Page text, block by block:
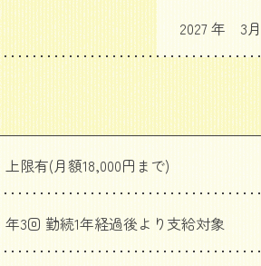
2027 年 3月
上限有(月額18,000円まで)
年3回 勤続1年経過後より支給対象